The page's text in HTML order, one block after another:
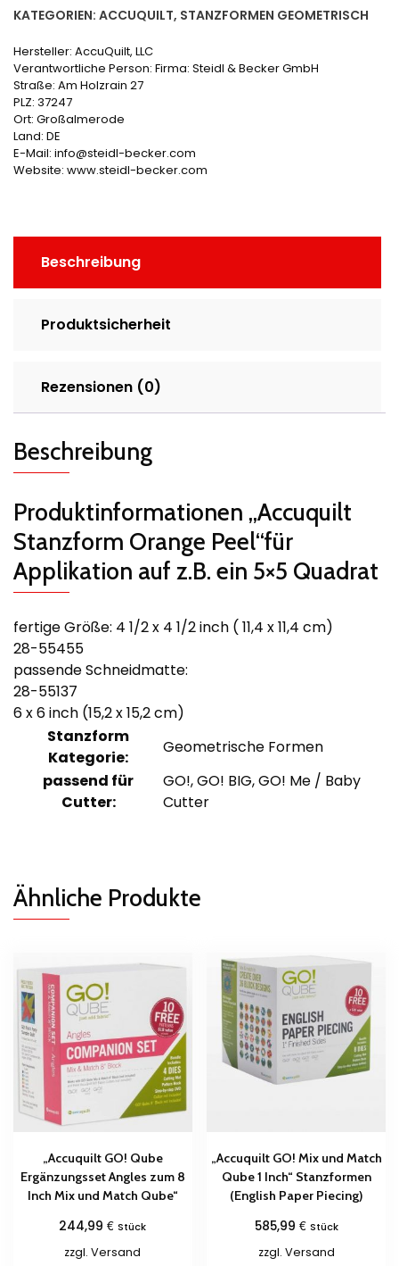
KATEGORIEN: ACCUQUILT, STANZFORMEN GEOMETRISCH
Hersteller: AccuQuilt, LLC
Verantwortliche Person: Firma: Steidl & Becker GmbH
Straße: Am Holzrain 27
PLZ: 37247
Ort: Großalmerode
Land: DE
E-Mail: info@steidl-becker.com
Website: www.steidl-becker.com
Beschreibung
Produktsicherheit
Rezensionen (0)
Beschreibung
Produktinformationen „Accuquilt
Stanzform Orange Peel“für
Applikation auf z.B. ein 5×5 Quadrat
fertige Größe: 4 1/2 x 4 1/2 inch ( 11,4 x 11,4 cm)
28-55455
passende Schneidmatte:
28-55137
6 x 6 inch (15,2 x 15,2 cm)
Stanzform
Kategorie:
Geometrische Formen
passend für
Cutter:
GO!, GO! BIG, GO! Me / Baby
Cutter
Ähnliche Produkte
„Accuquilt GO! Qube
Ergänzungsset Angles zum 8
Inch Mix und Match Qube“
244,99€ Stück
zzgl.Versand
„Accuquilt GO! Mix und Match
Qube 1 Inch“ Stanzformen
(English Paper Piecing)
585,99 € Stück
zzgl. Versand